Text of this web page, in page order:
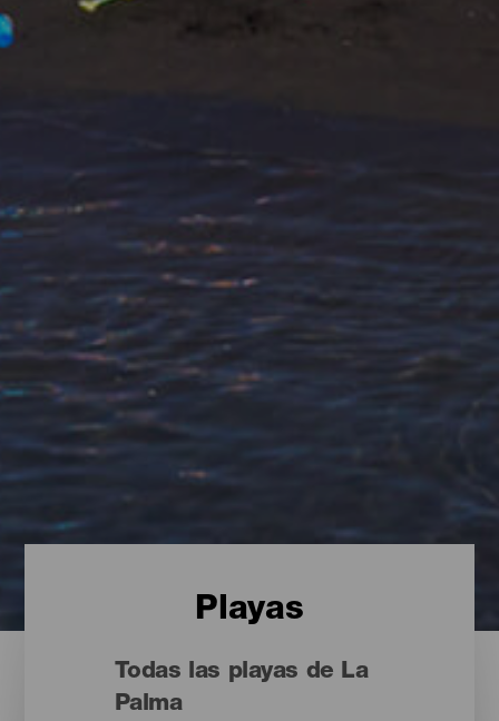
Playas
Todas las playas de La
Palma